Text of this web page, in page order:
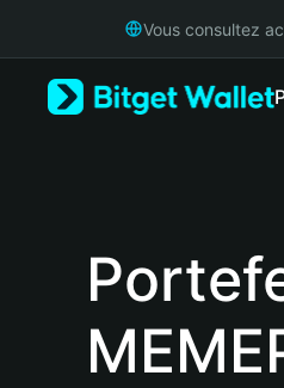
Русский
Português (Portugal)
Bahasa Indonesia
Vous consultez